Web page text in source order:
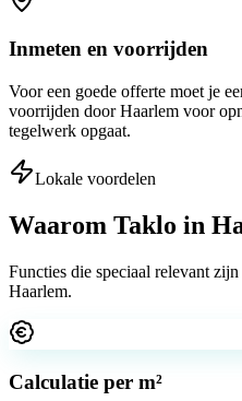
Inmeten en voorrijden
Voor een goede offerte moet je
voorrijden door Haarlem voor
tegelwerk opgaat.
Lokale voordelen
Waarom Taklo in
Functies die speciaal relevant
Haarlem.
Calculatie per m²